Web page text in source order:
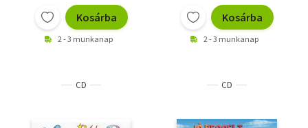
Kosárba
2 - 3 munkanap
Kosárba
2 - 3 munkanap
CD CD